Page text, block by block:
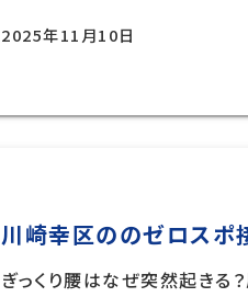
2025年11月10日
川崎幸区ののゼロスポ
ぎっくり腰はなぜ突然起きる